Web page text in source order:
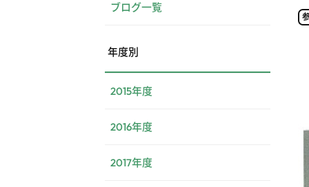
ブログ一覧
年度別
2015年度
2016年度
2017年度